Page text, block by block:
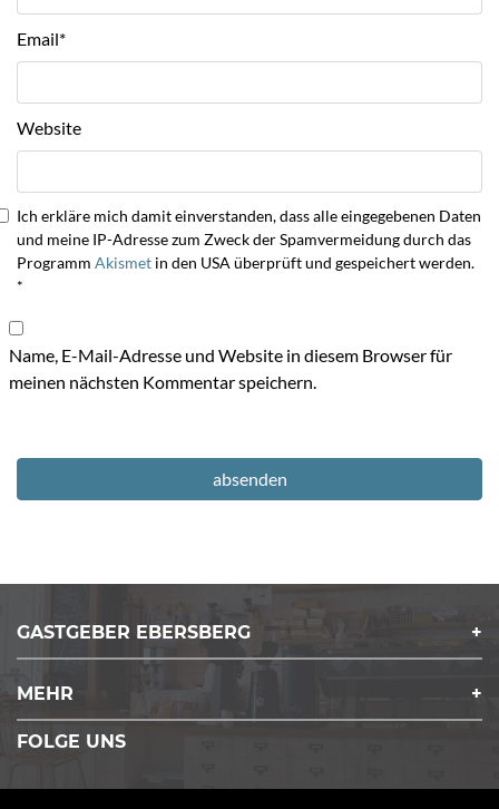
Email*
Website
Ich erkläre mich damit einverstanden, dass alle eingegebenen Daten
und meine IP-Adresse zum Zweck der Spamvermeidung durch das
Programm Akismet in den USA überprüft und gespeichert werden.
*
Name, E-Mail-Adresse und Website in diesem Browser für
meinen nächsten Kommentar speichern.
GASTGEBER EBERSBERG
MEHR
FOLGE UNS